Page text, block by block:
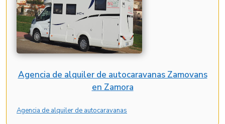
Agencia de alquiler de autocaravanas Zamovans
en Zamora
Agencia de alquiler de autocaravanas